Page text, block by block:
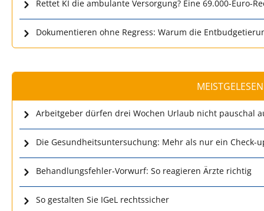
Rettet KI die ambulante Versorgung? Eine 69.000-Euro-
Dokumentieren ohne Regress: Warum die
MEISTGELESEN
Arbeitgeber dürfen drei Wochen Urlaub nicht pauschal
Die Gesundheitsuntersuchung: Mehr als nur ein Check-
Behandlungsfehler-Vorwurf: So reagieren Ärzte richtig
So gestalten Sie IGeL rechtssicher